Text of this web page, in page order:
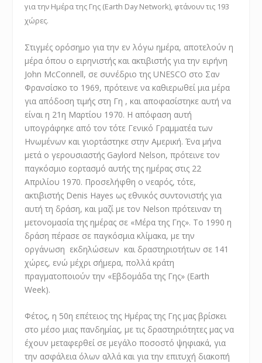
για την Ημέρα της Γης (Earth Day Network), φτάνουν τις 193
χώρες.
Στιγμές ορόσημο για την εν λόγω ημέρα, αποτελούν η
μέρα όπου ο ειρηνιστής και ακτιβιστής για την ειρήνη
John McConnell, σε συνέδριο της UNESCO στο Σαν
Φρανσίσκο το 1969, πρότεινε να καθιερωθεί μια μέρα
για απόδοση τιμής στη Γη , και αποφασίστηκε αυτή να
είναι η 21η Μαρτίου 1970. Η απόφαση αυτή
υπογράφηκε από τον τότε Γενικό Γραμματέα των
Ηνωμένων και γιορτάστηκε στην Αμερική. Ένα μήνα
μετά ο γερουσιαστής Gaylord Nelson, πρότεινε τον
παγκόσμιο εορτασμό αυτής της ημέρας στις 22
Απριλίου 1970. Προσελήφθη ο νεαρός, τότε,
ακτιβιστής Denis Hayes ως εθνικός συντονιστής για
αυτή τη δράση, και μαζί με τον Nelson πρότειναν τη
μετονομασία της ημέρας σε «Μέρα της Γης». Το 1990 η
δράση πέρασε σε παγκόσμια κλίμακα, με την
οργάνωση εκδηλώσεων και δραστηριοτήτων σε 141
χώρες, ενώ μέχρι σήμερα, πολλά κράτη
πραγματοποιούν την «Εβδομάδα της Γης» (Earth
Week).
Φέτος, η 50η επέτειος της Ημέρας της Γης μας βρίσκει
στο μέσο μιας πανδημίας, με τις δραστηριότητες μας να
έχουν μεταφερθεί σε μεγάλο ποσοστό ψηφιακά, για
την ασφάλεια όλων αλλά και για την επιτυχή διακοπή